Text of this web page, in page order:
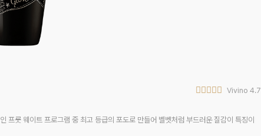
Vivino 4.7
프룻 웨이트 프로그램 중 최고 등급의 포도로 만들어 벨벳처럼 부드러운 질감이 특징이